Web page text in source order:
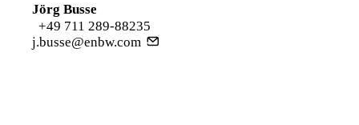
Jörg Busse
+49 711 289-88235
j.busse@enbw.com